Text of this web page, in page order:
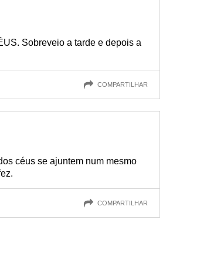
Sobreveio a tarde e depois a
COMPARTILHAR
céus se ajuntem num mesmo
COMPARTILHAR